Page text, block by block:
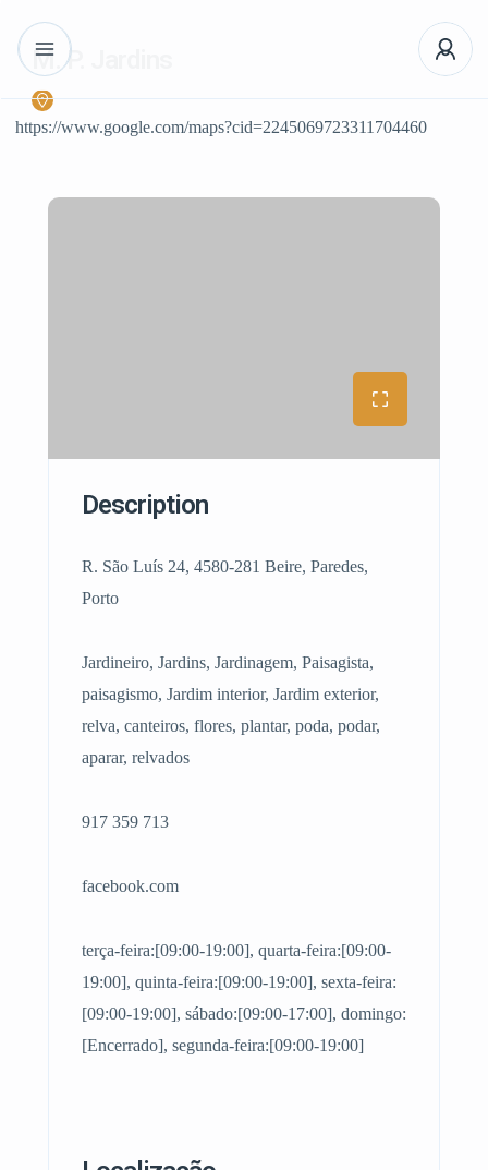
M. P. Jardins
https://www.google.com/maps?cid=2245069723311704460
Description
R. São Luís 24, 4580-281 Beire, Paredes,
Porto
Jardineiro, Jardins, Jardinagem, Paisagista,
paisagismo, Jardim interior, Jardim exterior,
relva, canteiros, flores, plantar, poda, podar,
aparar, relvados
917 359 713
facebook.com
terça-feira:[09:00-19:00], quarta-feira:[09:00-
19:00], quinta-feira:[09:00-19:00], sexta-feira:
[09:00-19:00], sábado:[09:00-17:00], domingo:
[Encerrado], segunda-feira:[09:00-19:00]